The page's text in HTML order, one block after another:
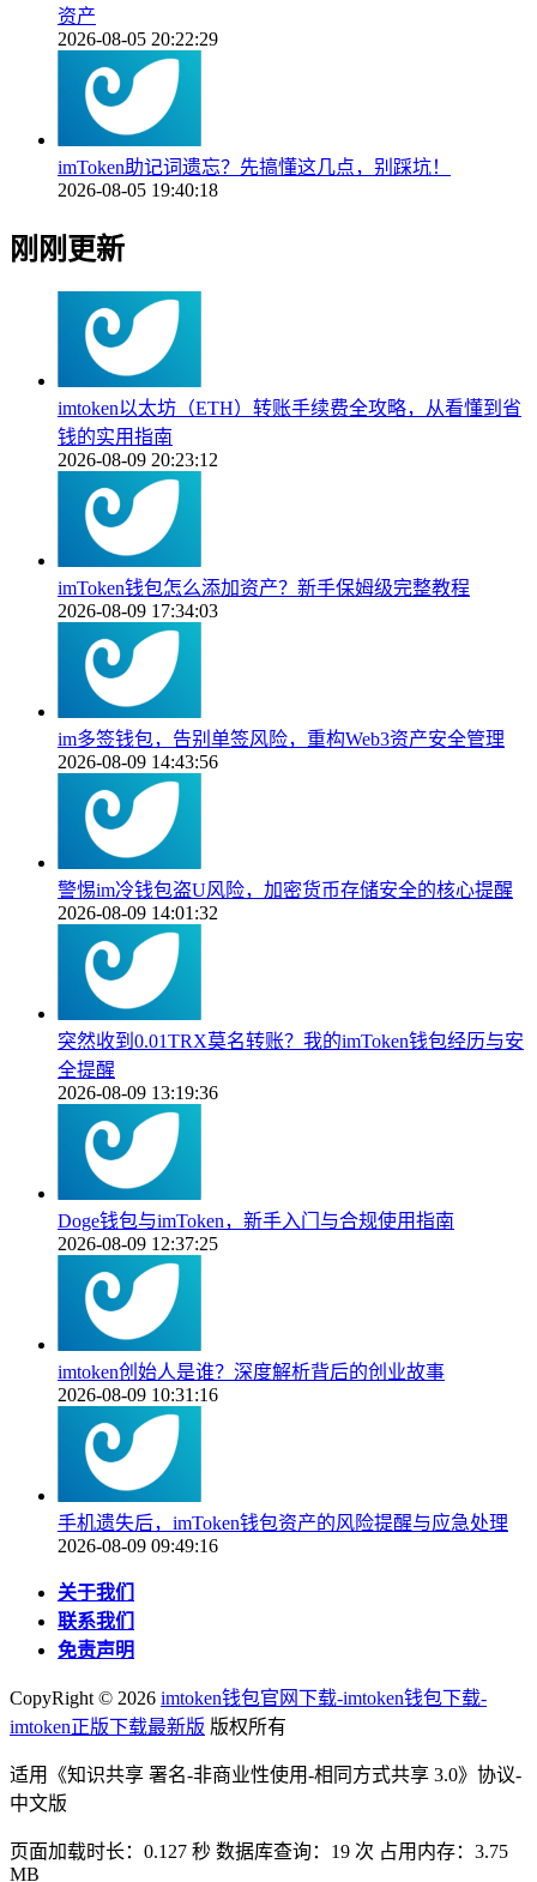
资产
2026-08-05 20:22:29
imToken助记词遗忘？先搞懂这几点，别踩坑！
2026-08-05 19:40:18
刚刚更新
imtoken以太坊（ETH）转账手续费全攻略，从看懂到省
钱的实用指南
2026-08-09 20:23:12
imToken钱包怎么添加资产？新手保姆级完整教程
2026-08-09 17:34:03
im多签钱包，告别单签风险，重构Web3资产安全管理
2026-08-09 14:43:56
警惕im冷钱包盗U风险，加密货币存储安全的核心提醒
2026-08-09 14:01:32
突然收到0.01TRX莫名转账？我的imToken钱包经历与安
全提醒
2026-08-09 13:19:36
Doge钱包与imToken，新手入门与合规使用指南
2026-08-09 12:37:25
imtoken创始人是谁？深度解析背后的创业故事
2026-08-09 10:31:16
手机遗失后，imToken钱包资产的风险提醒与应急处理
2026-08-09 09:49:16
关于我们
联系我们
免责声明
CopyRight © 2026 imtoken钱包官网下载-imtoken钱包下载-
imtoken正版下载最新版 版权所有
适用《知识共享 署名-非商业性使用-相同方式共享 3.0》协议-
中文版
页面加载时长：0.127 秒 数据库查询：19 次 占用内存：3.75
MB